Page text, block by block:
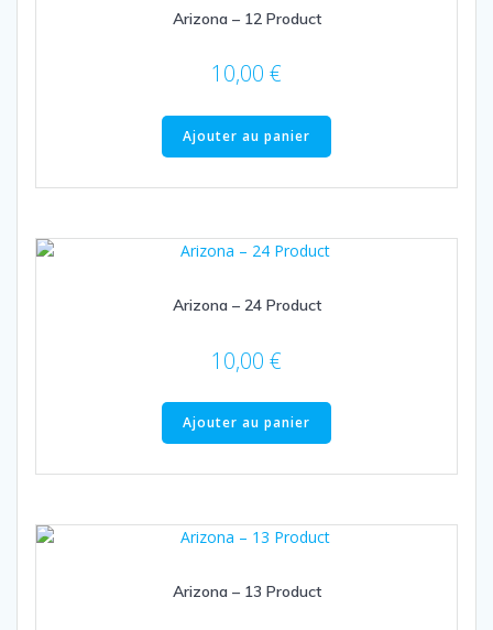
Arizona – 12 Product
10,00 €
Ajouter au panier
Arizona – 24 Product
10,00 €
Ajouter au panier
Arizona – 13 Product